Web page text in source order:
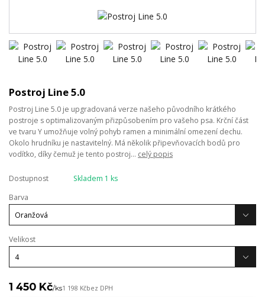
Postroj Line 5.0
Postroj Line 5.0 je upgradovaná verze našeho původního krátkého
postroje s optimalizovaným přizpůsobením pro vašeho psa. Krční část
ve tvaru Y umožňuje volný pohyb ramen a minimální omezení dechu.
Okolo hrudníku je nastavitelný. Má několik připevňovacích bodů pro
vodítko, díky čemuž je tento postroj... celý popis
Dostupnost
Skladem 1 ks
Barva
Velikost
1 450 Kč/ks1 198 Kčbez DPH